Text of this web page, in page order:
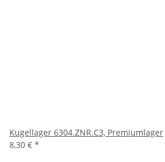
Kugellager 6304.ZNR.C3, Premiumlager
8,30 € *